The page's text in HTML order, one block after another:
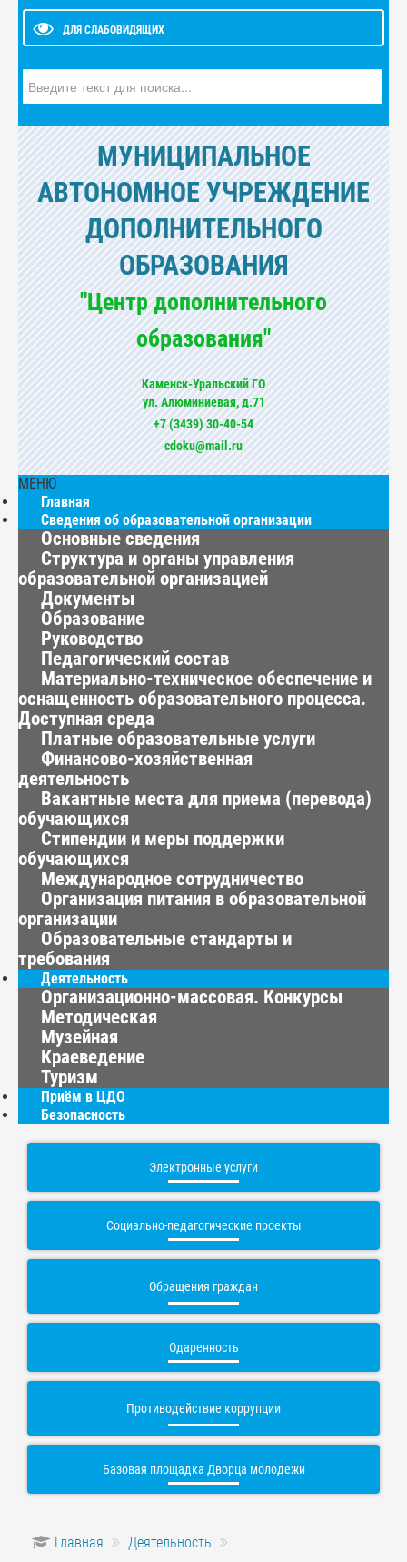
ДЛЯ СЛАБОВИДЯЩИХ
МУНИЦИПАЛЬНОЕ
АВТОНОМНОЕ УЧРЕЖДЕНИЕ
ДОПОЛНИТЕЛЬНОГО
ОБРАЗОВАНИЯ
"Центр дополнительного
образования"
Каменск-Уральский ГО
ул. Алюминиевая, д.71
+7 (3439) 30-40-54
cdoku@mail.ru
МЕНЮ
Главная
Сведения об образовательной организации
Основные сведения
Структура и органы управления
образовательной организацией
Документы
Образование
Руководство
Педагогический состав
Материально-техническое обеспечение и
оснащенность образовательного процесса.
Доступная среда
Платные образовательные услуги
Финансово-хозяйственная
деятельность
Вакантные места для приема (перевода)
обучающихся
Стипендии и меры поддержки
обучающихся
Международное сотрудничество
Организация питания в образовательной
организации
Образовательные стандарты и
требования
Деятельность
Организационно-массовая. Конкурсы
Методическая
Музейная
Краеведение
Туризм
Приём в ЦДО
Безопасность
Электронные услуги
Социально-педагогические проекты
Обращения граждан
Одаренность
Противодействие коррупции
Базовая площадка Дворца молодежи
Главная
Деятельность